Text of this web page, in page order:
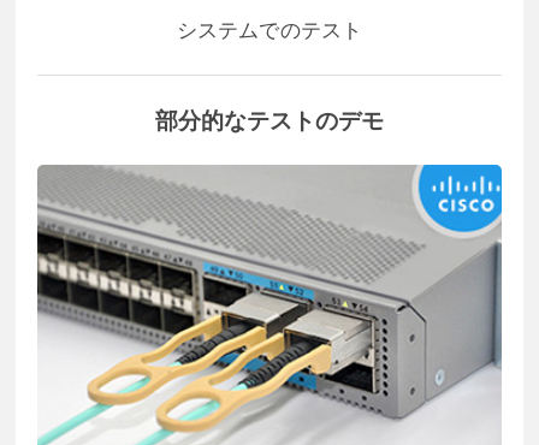
システムでのテスト
部分的なテストのデモ